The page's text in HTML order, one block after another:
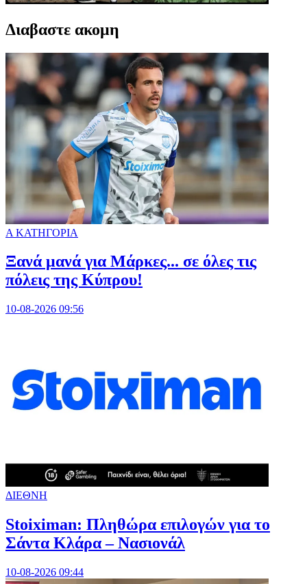
Διαβαστε ακομη
Α ΚΑΤΗΓΟΡΙΑ
Ξανά μανά για Μάρκες... σε όλες τις
πόλεις της Κύπρου!
10-08-2026 09:56
ΔΙΕΘΝΗ
Stoiximan: Πληθώρα επιλογών για το
Σάντα Κλάρα – Νασιονάλ
10-08-2026 09:44